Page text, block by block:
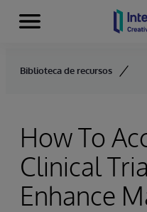
Skip to content
Menu
Biblioteca de recursos
How To
Clinical
Enhance